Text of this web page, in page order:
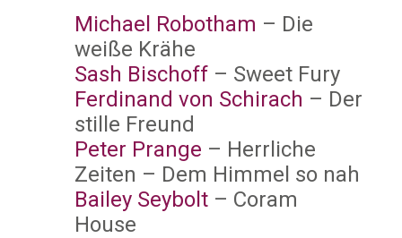
Michael Robotham – Die
weiße Krähe
Sash Bischoff – Sweet Fury
Ferdinand von Schirach – Der
stille Freund
Peter Prange – Herrliche
Zeiten – Dem Himmel so nah
Bailey Seybolt – Coram
House